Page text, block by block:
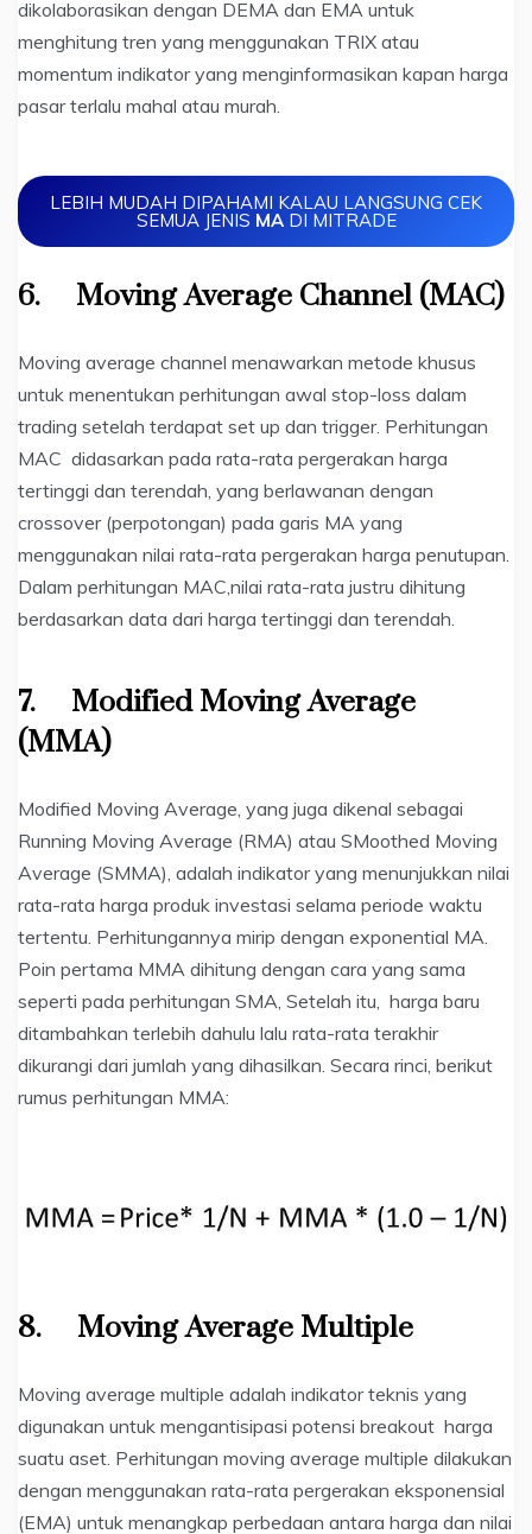
dikolaborasikan dengan DEMA dan EMA untuk
menghitung tren yang menggunakan TRIX atau
momentum indikator yang menginformasikan kapan harga
pasar terlalu mahal atau murah.
LEBIH MUDAH DIPAHAMI KALAU LANGSUNG CEK
SEMUA JENIS MA DI MITRADE
6. Moving Average Channel (MAC)
Moving average channel menawarkan metode khusus
untuk menentukan perhitungan awal stop-loss dalam
trading setelah terdapat set up dan trigger. Perhitungan
MAC didasarkan pada rata-rata pergerakan harga
tertinggi dan terendah, yang berlawanan dengan
crossover (perpotongan) pada garis MA yang
menggunakan nilai rata-rata pergerakan harga penutupan.
Dalam perhitungan MAC,nilai rata-rata justru dihitung
berdasarkan data dari harga tertinggi dan terendah.
7.
Modified Moving Average
(MMA)
Modified Moving Average, yang juga dikenal sebagai
Running Moving Average (RMA) atau SMoothed Moving
Average (SMMA), adalah indikator yang menunjukkan nilai
rata-rata harga produk investasi selama periode waktu
tertentu. Perhitungannya mirip dengan exponential MA.
Poin pertama MMA dihitung dengan cara yang sama
seperti pada perhitungan SMA, Setelah itu, harga baru
ditambahkan terlebih dahulu lalu rata-rata terakhir
dikurangi dari jumlah yang dihasilkan. Secara rinci, berikut
rumus perhitungan MMA:
8. Moving Average Multiple
Moving average multiple adalah indikator teknis yang
digunakan untuk mengantisipasi potensi breakout harga
suatu aset. Perhitungan moving average multiple dilakukan
dengan menggunakan rata-rata pergerakan eksponensial
(EMA) untuk menangkap perbedaan antara harga dan nilai